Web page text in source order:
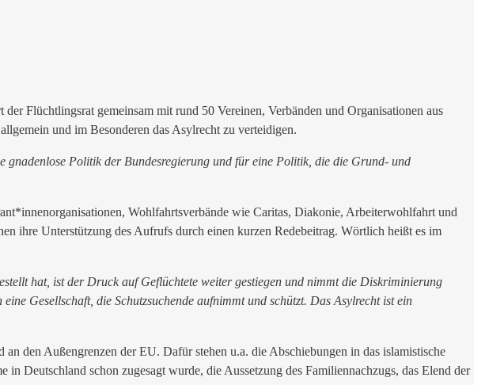
der Flüchtlingsrat gemeinsam mit rund 50 Vereinen, Verbänden und Organisationen aus
und im Besonderen das Asylrecht zu verteidigen.
gnadenlose Politik der Bundesregierung und für eine Politik, die die Grund- und
Wohlfahrtsverbände wie Caritas, Diakonie, Arbeiterwohlfahrt und
ihre Unterstützung des Aufrufs durch einen kurzen Redebeitrag. Wörtlich heißt es im
hat, ist der Druck auf Geflüchtete weiter gestiegen und nimmt die Diskriminierung
eine Gesellschaft, die Schutzsuchende aufnimmt und schützt. Das Asylrecht ist ein
den Außengrenzen der EU. Dafür stehen u.a. die Abschiebungen in das islamistische
Deutschland schon zugesagt wurde, die Aussetzung des Familiennachzugs, das Elend der